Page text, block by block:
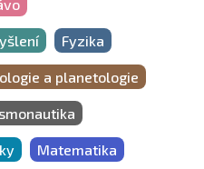
Fyzika
a planetologie
Matematika